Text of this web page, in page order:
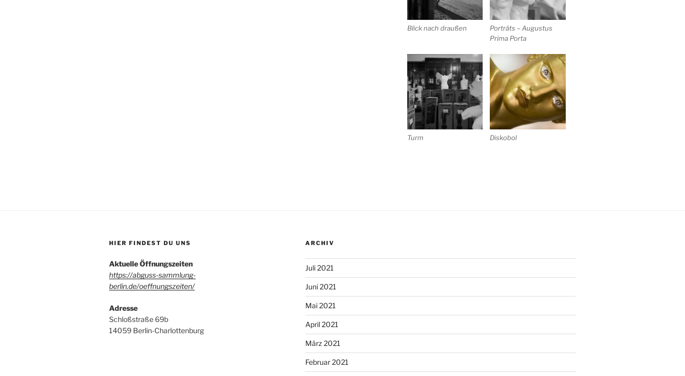
Blick nach draußen
Porträts – Augustus
Prima Porta
Turm Diskobol
HIER FINDEST DU UNS
Aktuelle Öffnungszeiten
https://abguss-sammlung-
berlin.de/oeffnungszeiten/
Adresse
Schloßstraße 69b
14059 Berlin-Charlottenburg
ARCHIV
Juli 2021
Juni 2021
Mai 2021
April 2021
März 2021
Februar 2021